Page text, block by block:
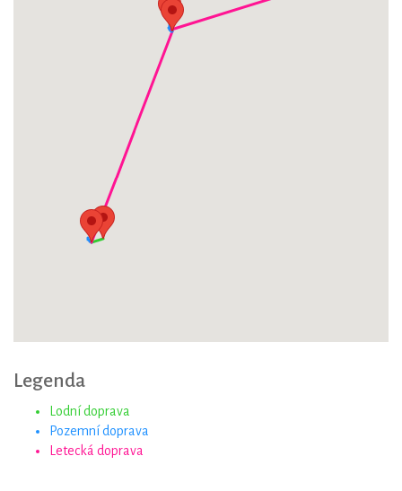
Legenda
Lodní doprava
Pozemní doprava
Letecká doprava